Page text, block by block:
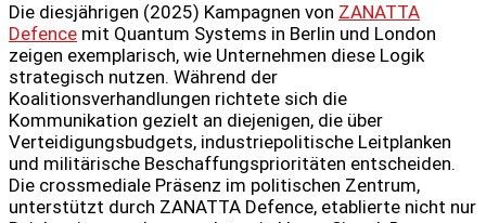
Die diesjährigen (2025) Kampagnen von ZANATTA
Defence mit Quantum Systems in Berlin und London
zeigen exemplarisch, wie Unternehmen diese Logik
strategisch nutzen. Während der
Koalitionsverhandlungen richtete sich die
Kommunikation gezielt an diejenigen, die über
Verteidigungsbudgets, industriepolitische Leitplanken
und militärische Beschaffungsprioritäten entscheiden.
Die crossmediale Präsenz im politischen Zentrum,
unterstützt durch ZANATTA Defence, etablierte nicht nur